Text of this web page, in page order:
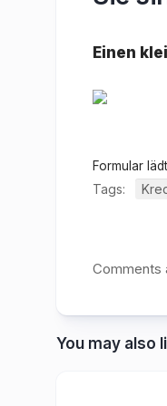
Einen
Formular
Tags:
Comments
You may also